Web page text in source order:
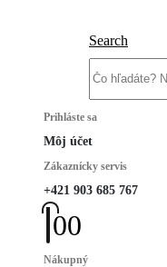
Search
Prihláste sa
Môj účet
Zákaznícky servis
+421 903 685 767
00
Nákupný